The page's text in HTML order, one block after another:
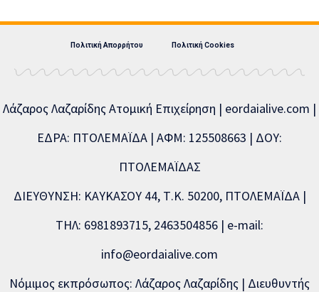
Πολιτική Απορρήτου Πολιτική Cookies
Λάζαρος Λαζαρίδης Ατομική Επιχείρηση | eordaialive.com |
ΕΔΡΑ: ΠΤΟΛΕΜΑΪΔΑ | ΑΦΜ: 125508663 | ΔΟΥ:
ΠΤΟΛΕΜΑΪΔΑΣ
ΔΙΕΥΘΥΝΣΗ: ΚΑΥΚΑΣΟΥ 44, Τ.Κ. 50200, ΠΤΟΛΕΜΑΪΔΑ |
ΤΗΛ: 6981893715, 2463504856 | e-mail:
info@eordaialive.com
Νόμιμος εκπρόσωπος: Λάζαρος Λαζαρίδης | Διευθυντής